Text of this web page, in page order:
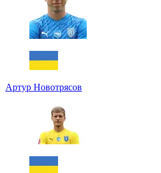
Артур Новотрясов